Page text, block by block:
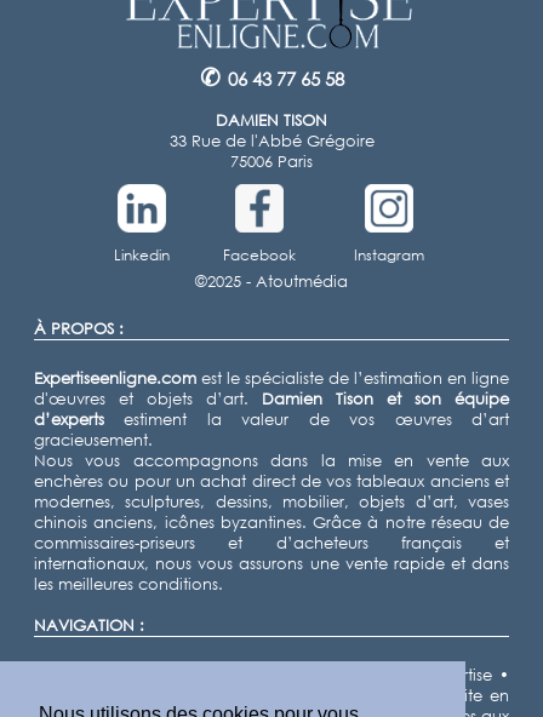
✆ 06 43 77 65 58
DAMIEN TISON
33 Rue de l'Abbé Grégoire
75006 Paris
Linkedin Facebook
Instagram
©2025 - Atoutmédia
À PROPOS :
Expertiseenligne.com est le spécialiste de l’estimation en ligne
d'œuvres et objets d’art. Damien Tison
et son équipe
d’experts estiment la valeur de vos œuvres d’art
gracieusement.
Nous vous accompagnons dans la mise en vente aux
enchères ou pour un achat direct de vos tableaux anciens et
modernes, sculptures, dessins, mobilier, objets d’art, vases
chinois anciens, icônes byzantines. Grâce à notre réseau de
commissaires-priseurs et d’acheteurs français et
internationaux, nous vous assurons une vente rapide et dans
les meilleures conditions.
NAVIGATION :
Nos domaines d'expertise •
Demande d'estimation gratuite en